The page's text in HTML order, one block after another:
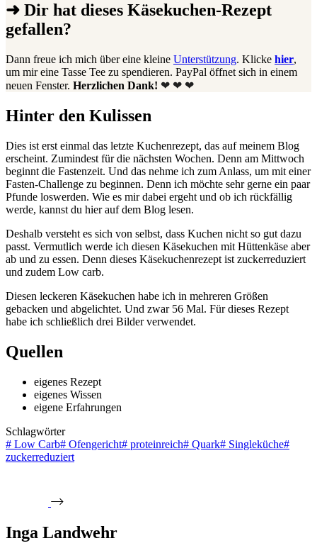
➜ Dir hat dieses Käsekuchen-Rezept
gefallen?
Dann freue ich mich über eine kleine Unterstützung. Klicke hier,
um mir eine Tasse Tee zu spendieren. PayPal öffnet sich in einem
neuen Fenster. Herzlichen Dank! ❤ ❤ ❤
Hinter den Kulissen
Dies ist erst einmal das letzte Kuchenrezept, das auf meinem Blog
erscheint. Zumindest für die nächsten Wochen. Denn am Mittwoch
beginnt die Fastenzeit. Und das nehme ich zum Anlass, um mit einer
Fasten-Challenge zu beginnen. Denn ich möchte sehr gerne ein paar
Pfunde loswerden. Wie es mir dabei ergeht und ob ich rückfällig
werde, kannst du hier auf dem Blog lesen.
Deshalb versteht es sich von selbst, dass Kuchen nicht so gut dazu
passt. Vermutlich werde ich diesen Käsekuchen mit Hüttenkäse aber
ab und zu essen. Denn dieses Käsekuchenrezept ist zuckerreduziert
und zudem Low carb.
Diesen leckeren Käsekuchen habe ich in mehreren Größen
gebacken und abgelichtet. Und zwar 56 Mal. Für dieses Rezept
habe ich schließlich drei Bilder verwendet.
Quellen
eigenes Rezept
eigenes Wissen
eigene Erfahrungen
Schlagwörter
# Low Carb# Ofengericht# proteinreich# Quark# Singleküche#
zuckerreduziert
Inga Landwehr